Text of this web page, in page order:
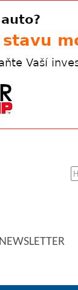
NEWSLETTER